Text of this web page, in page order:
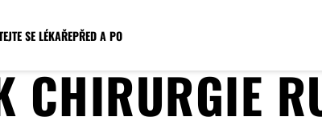
SE LÉKAŘEPŘED A PO
CHIRURGIE